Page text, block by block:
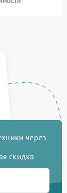
через
скидка